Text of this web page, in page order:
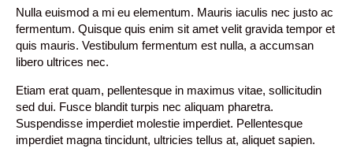
Nulla euismod a mi eu elementum. Mauris iaculis nec justo ac
fermentum. Quisque quis enim sit amet velit gravida tempor et
quis mauris. Vestibulum fermentum est nulla, a accumsan
libero ultrices nec.
Etiam erat quam, pellentesque in maximus vitae, sollicitudin
sed dui. Fusce blandit turpis nec aliquam pharetra.
Suspendisse imperdiet molestie imperdiet. Pellentesque
imperdiet magna tincidunt, ultricies tellus at, aliquet sapien.